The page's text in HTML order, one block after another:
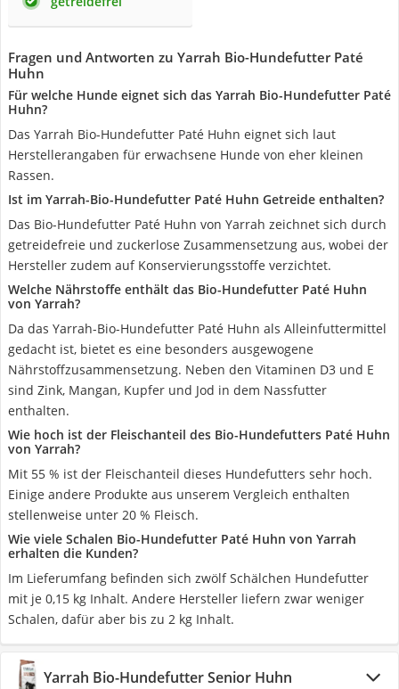
Fragen und Antworten zu Yarrah Bio-Hundefutter Paté
Huhn
Für welche Hunde eignet sich das Yarrah Bio-Hundefutter Paté
Huhn?
Das Yarrah Bio-Hundefutter Paté Huhn eignet sich laut
Herstellerangaben für erwachsene Hunde von eher kleinen
Rassen.
Ist im Yarrah-Bio-Hundefutter Paté Huhn Getreide enthalten?
Das Bio-Hundefutter Paté Huhn von Yarrah zeichnet sich durch
getreidefreie und zuckerlose Zusammensetzung aus, wobei der
Hersteller zudem auf Konservierungsstoffe verzichtet.
Welche Nährstoffe enthält das Bio-Hundefutter Paté Huhn
von Yarrah?
Da das Yarrah-Bio-Hundefutter Paté Huhn als Alleinfuttermittel
gedacht ist, bietet es eine besonders ausgewogene
Nährstoffzusammensetzung. Neben den Vitaminen D3 und E
sind Zink, Mangan, Kupfer und Jod in dem Nassfutter
enthalten.
Wie hoch ist der Fleischanteil des Bio-Hundefutters Paté Huhn
von Yarrah?
Mit 55 % ist der Fleischanteil dieses Hundefutters sehr hoch.
Einige andere Produkte aus unserem Vergleich enthalten
stellenweise unter 20 % Fleisch.
Wie viele Schalen Bio-Hundefutter Paté Huhn von Yarrah
erhalten die Kunden?
Im Lieferumfang befinden sich zwölf Schälchen Hundefutter
mit je 0,15 kg Inhalt. Andere Hersteller liefern zwar weniger
Schalen, dafür aber bis zu 2 kg Inhalt.
Yarrah Bio-Hundefutter Senior Huhn